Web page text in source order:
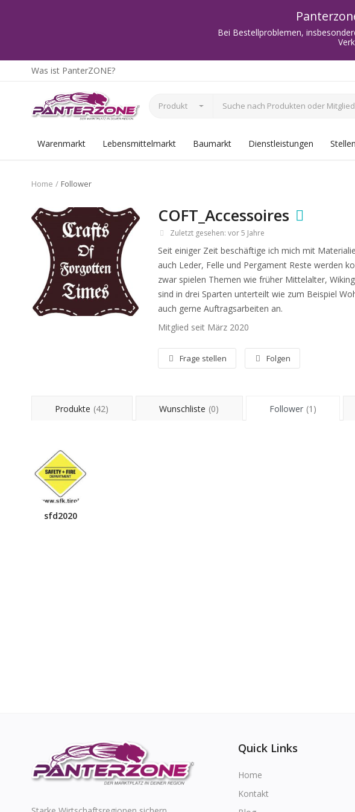
Bei Bestellproblemen,
Was ist PanterZONE?
Produkt
Warenmarkt Lebensmittelmarkt Baumarkt Dienstleistungen
Home Follower
COFT_Accessoires
Zuletzt gesehen: vor5 Jahre
Seit einiger Zeit beschäftige ich mich mit
auch Leder, Felle und Pergament Reste werden
zwar spielen Themen wie früher Mittelalter,
sind in drei Sparten unterteilt wie zum Beispiel
auch gerne Auftragsarbeiten an.
Mitglied seit März 2020
Frage stellen Folgen
Produkte (42) Wunschliste (0) Follower (1)
sfd2020
Quick Links
Home
Kontakt